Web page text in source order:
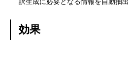
訳生成に必要となる情報を自動抽出
効果